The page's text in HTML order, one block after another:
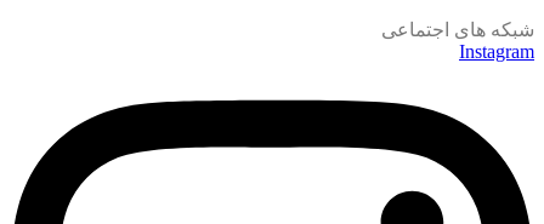
شبکه های اجتماعی
Instagram